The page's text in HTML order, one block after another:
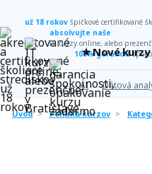
už 18 rokov špičkové certifikované
absolvujte naše
IT kurzy online, alebo
100% garancia
★ Nové kurzy
AI Dátová
Úvod > Ponuka kurzov >